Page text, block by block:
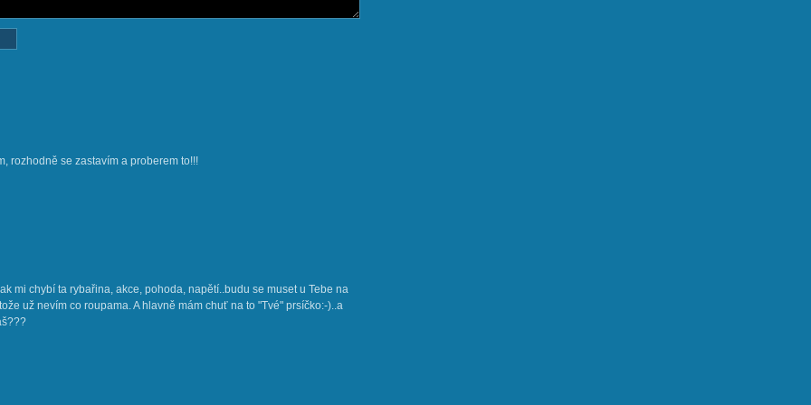
rozhodně se zastavím a proberem to!!!
mi chybí ta rybařina, akce, pohoda, napětí..budu se muset u Tebe na
už nevím co roupama. A hlavně mám chuť na to "Tvé" prsíčko:-)..a